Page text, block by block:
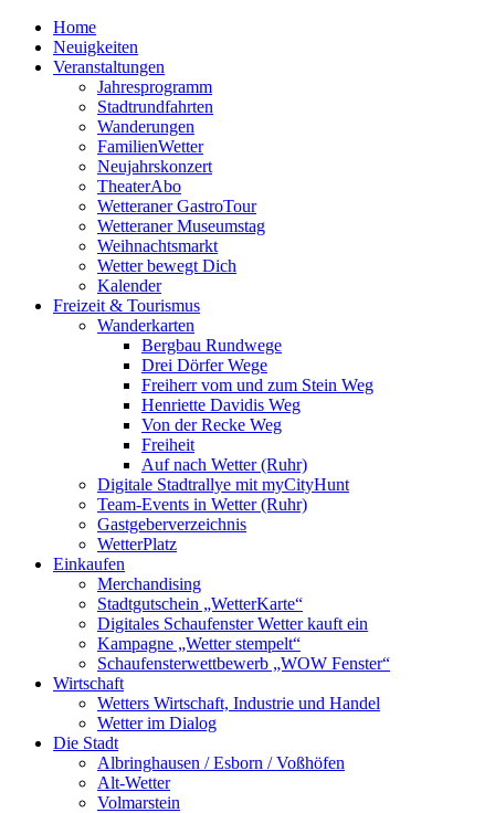
Home
Neuigkeiten
Veranstaltungen
Jahresprogramm
Stadtrundfahrten
Wanderungen
FamilienWetter
Neujahrskonzert
TheaterAbo
Wetteraner GastroTour
Wetteraner Museumstag
Weihnachtsmarkt
Wetter bewegt Dich
Kalender
Freizeit & Tourismus
Wanderkarten
Bergbau Rundwege
Drei Dörfer Wege
Freiherr vom und zum Stein Weg
Henriette Davidis Weg
Von der Recke Weg
Freiheit
Auf nach Wetter (Ruhr)
Digitale Stadtrallye mit myCityHunt
Team-Events in Wetter (Ruhr)
Gastgeberverzeichnis
WetterPlatz
Einkaufen
Merchandising
Stadtgutschein „WetterKarte“
Digitales Schaufenster Wetter kauft ein
Kampagne „Wetter stempelt“
Schaufensterwettbewerb „WOW Fenster“
Wirtschaft
Wetters Wirtschaft, Industrie und Handel
Wetter im Dialog
Die Stadt
Albringhausen / Esborn / Voßhöfen
Alt-Wetter​
Volmarstein